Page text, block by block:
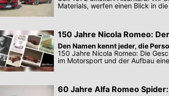
Materials, werfen einen Blick in
150 Jahre Nicola Romeo:
Den Namen kennt jeder, die
150 Jahre Nicola Romeo: Die
im Motorsport und der Aufbau
60 Jahre Alfa Romeo